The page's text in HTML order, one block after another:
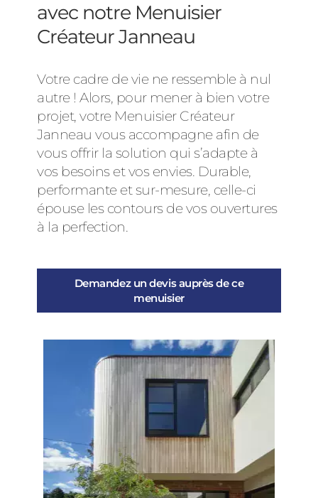
avec notre Menuisier
Créateur Janneau
Votre cadre de vie ne ressemble à nul
autre ! Alors, pour mener à bien votre
projet, votre Menuisier Créateur
Janneau vous accompagne afin de
vous offrir la solution qui s’adapte à
vos besoins et vos envies. Durable,
performante et sur-mesure, celle-ci
épouse les contours de vos ouvertures
à la perfection.
Demandez un devis auprès de ce
menuisier